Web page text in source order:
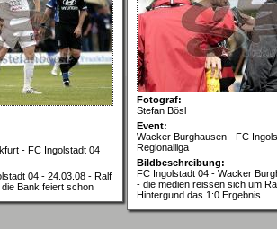
- FC Ingolstadt 04
04 - 24.03.08 - Ralf
Bank feiert schon
Fotograf:
Stefan Bösl
Event:
Wacker Burghausen - FC
Regionalliga
Bildbeschreibung:
FC Ingolstadt 04 - Wacker
- die medien reissen sich um
Hintergund das 1:0 Ergebnis